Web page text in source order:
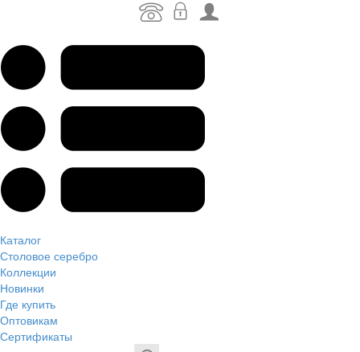
Каталог
Столовое серебро
Коллекции
Новинки
Где купить
Оптовикам
Сертификаты